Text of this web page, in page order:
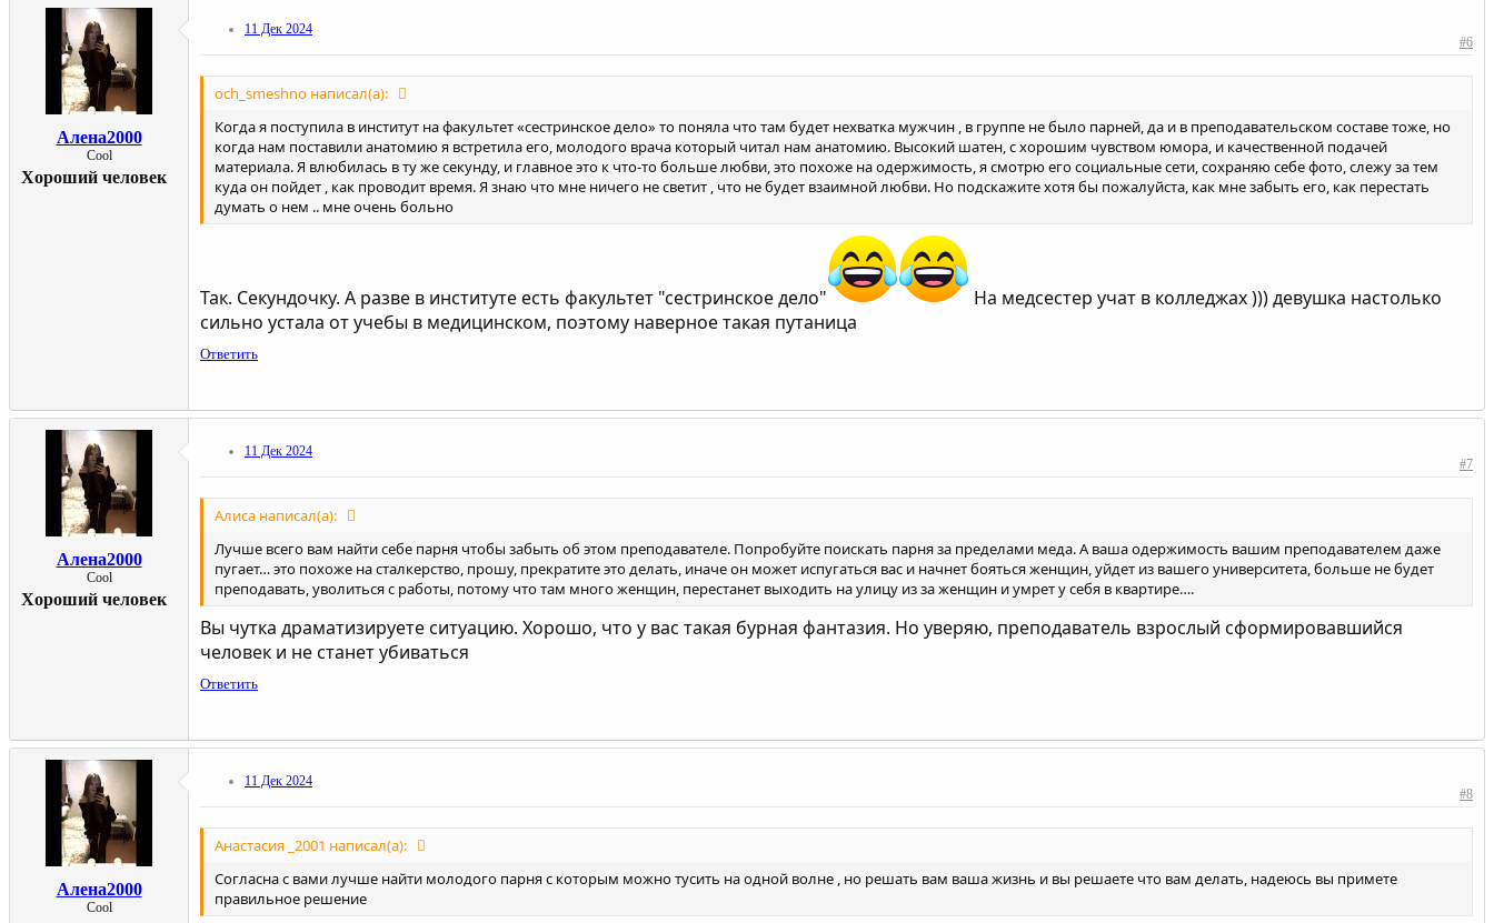
Алена2000
Cool
Хороший человек
11 Дек 2024
#6
och_smeshno написал(а):
Когда я поступила в институт на факультет «сестринское дело» то поняла что там будет нехватка мужчин , в группе не было парней, да и в преподавательском составе тоже, но
когда нам поставили анатомию я встретила его, молодого врача который читал нам анатомию. Высокий шатен, с хорошим чувством юмора, и качественной подачей
материала. Я влюбилась в ту же секунду, и главное это к что-то больше любви, это похоже на одержимость, я смотрю его социальные сети, сохраняю себе фото, слежу за тем
куда он пойдет , как проводит время. Я знаю что мне ничего не светит , что не будет взаимной любви. Но подскажите хотя бы пожалуйста, как мне забыть его, как перестать
думать о нем .. мне очень больно
Так. Секундочку. А разве в институте есть факультет "сестринское дело"
На медсестер учат в колледжах ))) девушка настолько
сильно устала от учебы в медицинском, поэтому наверное такая путаница
Ответить
Алена2000
Cool
Хороший человек
11 Дек 2024
#7
Алиса написал(а):
Лучше всего вам найти себе парня чтобы забыть об этом преподавателе. Попробуйте поискать парня за пределами меда. А ваша одержимость вашим преподавателем даже
пугает… это похоже на сталкерство, прошу, прекратите это делать, иначе он может испугаться вас и начнет бояться женщин, уйдет из вашего университета, больше не будет
преподавать, уволиться с работы, потому что там много женщин, перестанет выходить на улицу из за женщин и умрет у себя в квартире….
Вы чутка драматизируете ситуацию. Хорошо, что у вас такая бурная фантазия. Но уверяю, преподаватель взрослый сформировавшийся
человек и не станет убиваться
Ответить
Алена2000
Cool
11 Дек 2024
#8
Анастасия _2001 написал(а):
Согласна с вами лучше найти молодого парня с которым можно тусить на одной волне , но решать вам ваша жизнь и вы решаете что вам делать, надеюсь вы примете
правильное решение